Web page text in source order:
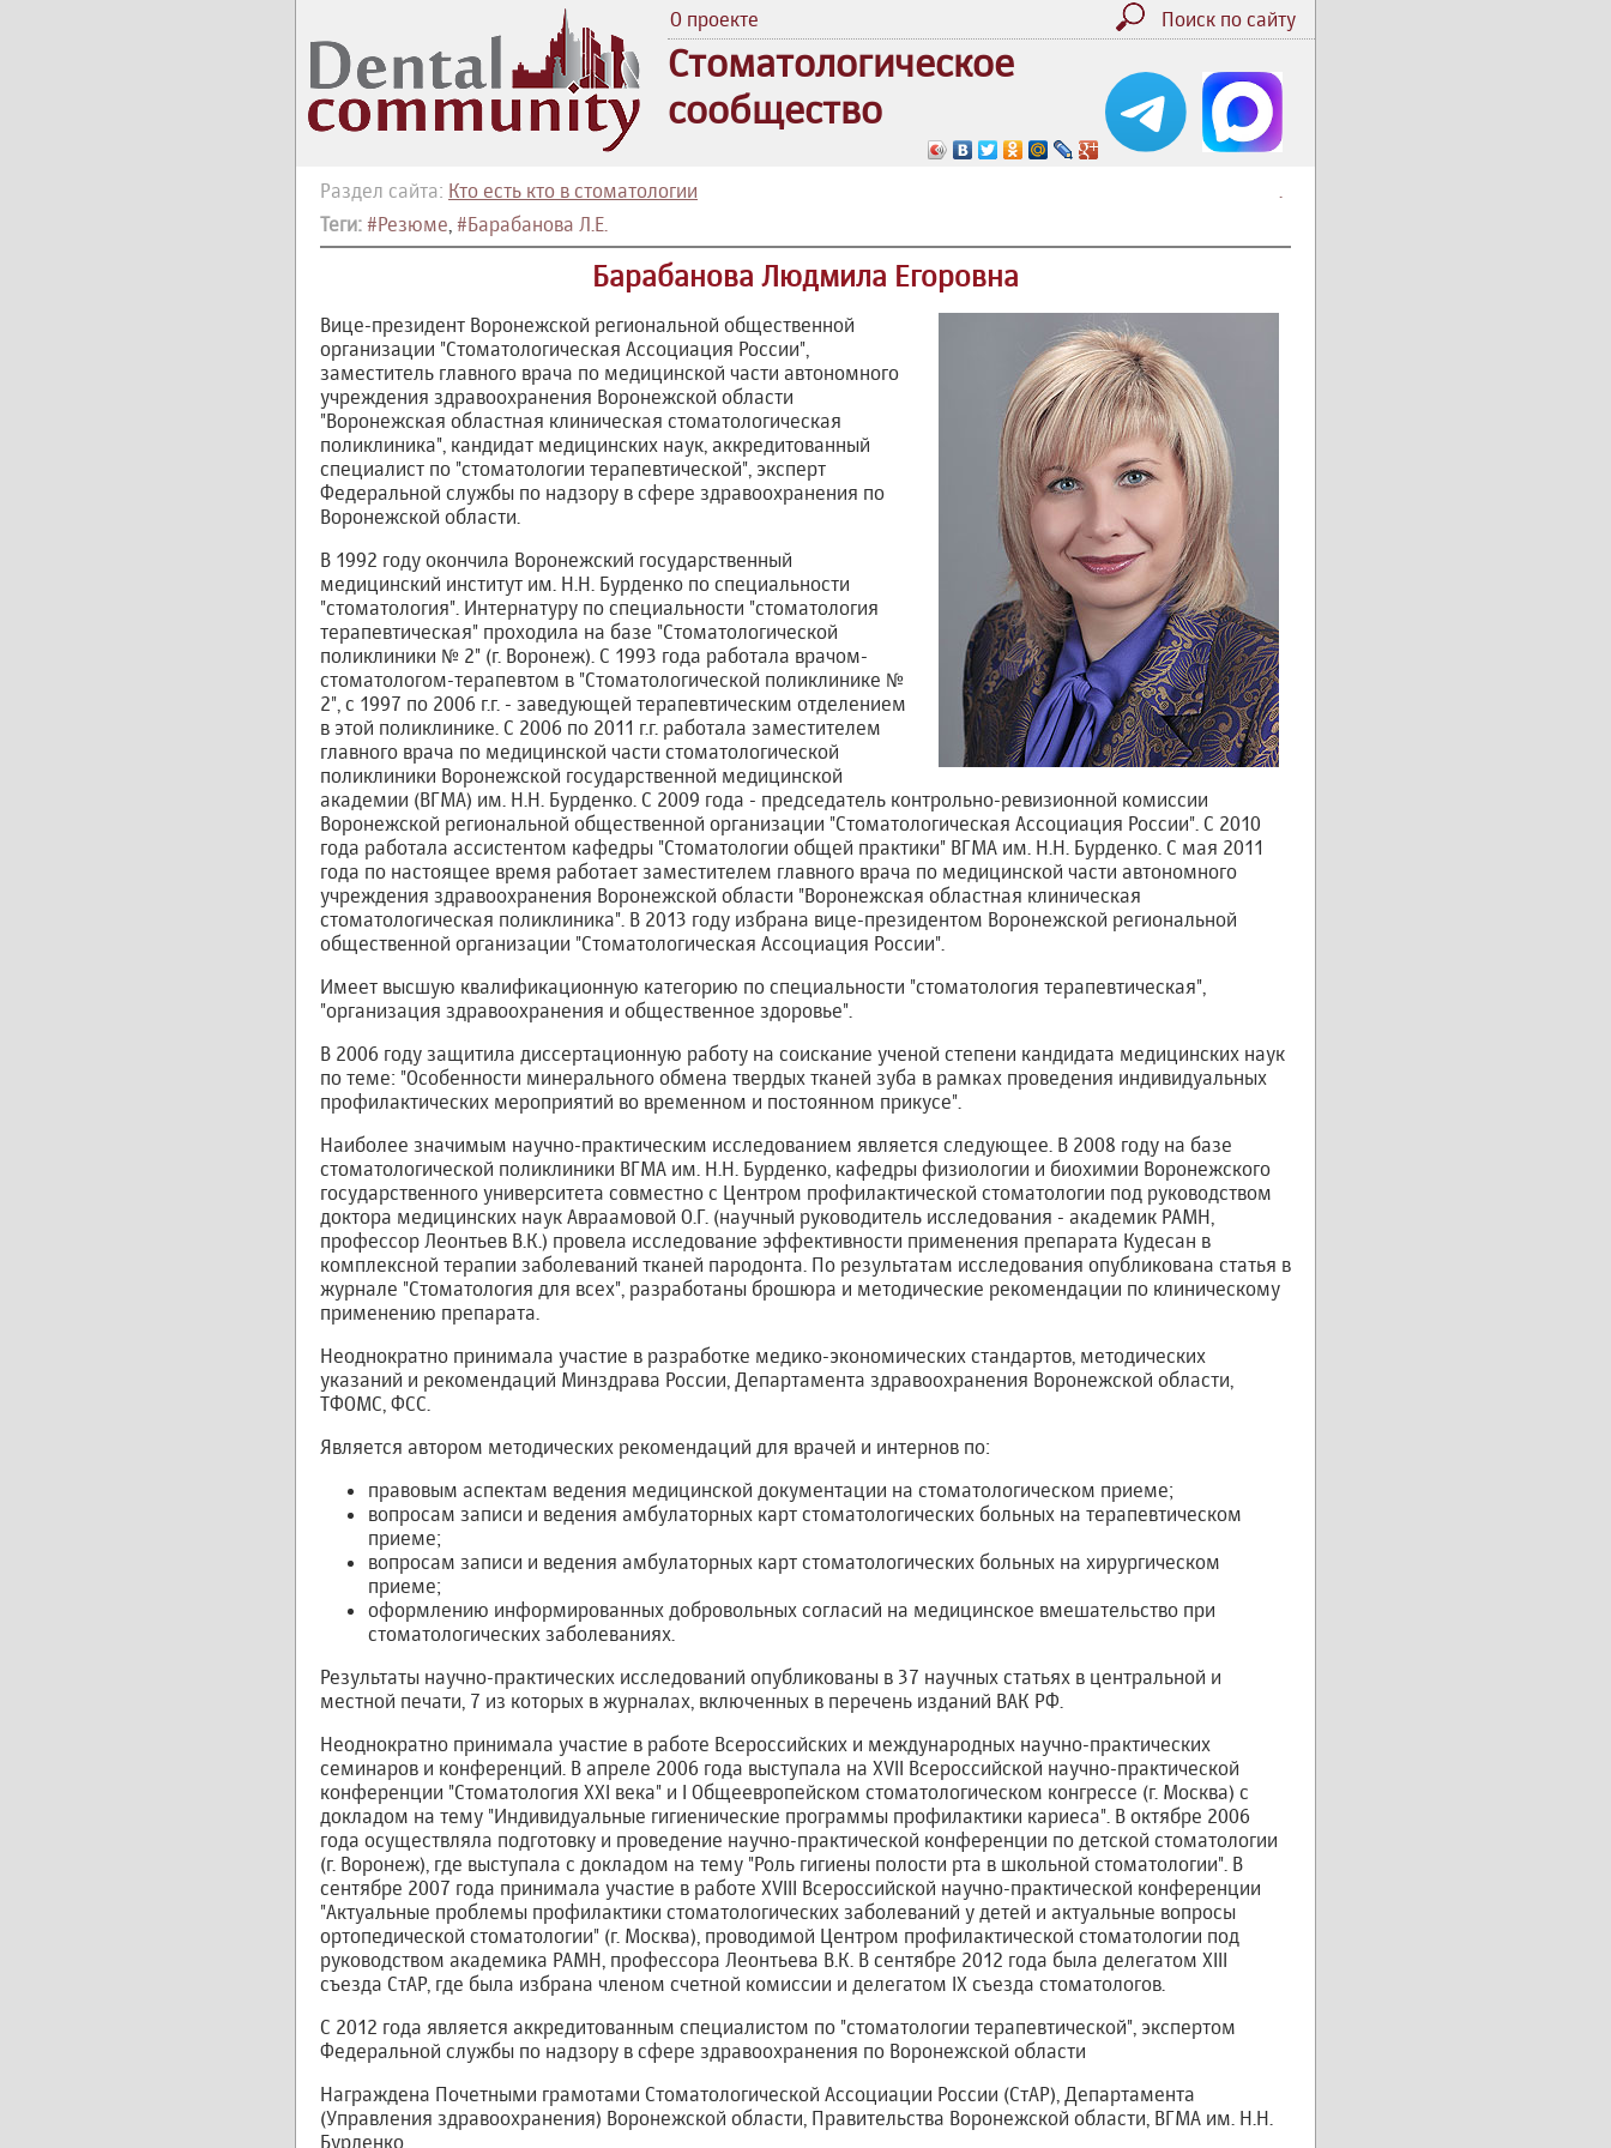
О проекте Поиск по сайту
Стоматологическое
сообщество
.
Раздел сайта: Кто есть кто в стоматологии
Теги: #Резюме, #Барабанова Л.Е.
Барабанова Людмила Егоровна
Вице-президент Воронежской региональной общественной
организации "Стоматологическая Ассоциация России",
заместитель главного врача по медицинской части автономного
учреждения здравоохранения Воронежской области
"Воронежская областная клиническая стоматологическая
поликлиника", кандидат медицинских наук, аккредитованный
специалист по "стоматологии терапевтической", эксперт
Федеральной службы по надзору в сфере здравоохранения по
Воронежской области.
В 1992 году окончила Воронежский государственный
медицинский институт им. Н.Н. Бурденко по специальности
"стоматология". Интернатуру по специальности "стоматология
терапевтическая" проходила на базе "Стоматологической
поликлиники № 2" (г. Воронеж). С 1993 года работала врачом-
стоматологом-терапевтом в "Стоматологической поликлинике №
2", с 1997 по 2006 г.г. - заведующей терапевтическим отделением
в этой поликлинике. С 2006 по 2011 г.г. работала заместителем
главного врача по медицинской части стоматологической
поликлиники Воронежской государственной медицинской
академии (ВГМА) им. Н.Н. Бурденко. С 2009 года - председатель контрольно-ревизионной комиссии
Воронежской региональной общественной организации "Стоматологическая Ассоциация России". С 2010
года работала ассистентом кафедры "Стоматологии общей практики" ВГМА им. Н.Н. Бурденко. С мая 2011
года по настоящее время работает заместителем главного врача по медицинской части автономного
учреждения здравоохранения Воронежской области "Воронежская областная клиническая
стоматологическая поликлиника". В 2013 году избрана вице-президентом Воронежской региональной
общественной организации "Стоматологическая Ассоциация России".
Имеет высшую квалификационную категорию по специальности "стоматология терапевтическая",
"организация здравоохранения и общественное здоровье".
В 2006 году защитила диссертационную работу на соискание ученой степени кандидата медицинских наук
по теме: "Особенности минерального обмена твердых тканей зуба в рамках проведения индивидуальных
профилактических мероприятий во временном и постоянном прикусе".
Наиболее значимым научно-практическим исследованием является следующее. В 2008 году на базе
стоматологической поликлиники ВГМА им. Н.Н. Бурденко, кафедры физиологии и биохимии Воронежского
государственного университета совместно с Центром профилактической стоматологии под руководством
доктора медицинских наук Авраамовой О.Г. (научный руководитель исследования - академик РАМН,
профессор Леонтьев В.К.) провела исследование эффективности применения препарата Кудесан в
комплексной терапии заболеваний тканей пародонта. По результатам исследования опубликована статья в
журнале "Стоматология для всех", разработаны брошюра и методические рекомендации по клиническому
применению препарата.
Неоднократно принимала участие в разработке медико-экономических стандартов, методических
указаний и рекомендаций Минздрава России, Департамента здравоохранения Воронежской области,
ТФОМС, ФСС.
Является автором методических рекомендаций для врачей и интернов по:
правовым аспектам ведения медицинской документации на стоматологическом приеме;
вопросам записи и ведения амбулаторных карт стоматологических больных на терапевтическом
приеме;
вопросам записи и ведения амбулаторных карт стоматологических больных на хирургическом
приеме;
оформлению информированных добровольных согласий на медицинское вмешательство при
стоматологических заболеваниях.
Результаты научно-практических исследований опубликованы в 37 научных статьях в центральной и
местной печати, 7 из которых в журналах, включенных в перечень изданий ВАК РФ.
Неоднократно принимала участие в работе Всероссийских и международных научно-практических
семинаров и конференций. В апреле 2006 года выступала на XVII Всероссийской научно-практической
конференции "Стоматология XXI века" и I Общеевропейском стоматологическом конгрессе (г. Москва) с
докладом на тему "Индивидуальные гигиенические программы профилактики кариеса". В октябре 2006
года осуществляла подготовку и проведение научно-практической конференции по детской стоматологии
(г. Воронеж), где выступала с докладом на тему "Роль гигиены полости рта в школьной стоматологии". В
сентябре 2007 года принимала участие в работе XVIII Всероссийской научно-практической конференции
"Актуальные проблемы профилактики стоматологических заболеваний у детей и актуальные вопросы
ортопедической стоматологии" (г. Москва), проводимой Центром профилактической стоматологии под
руководством академика РАМН, профессора Леонтьева В.К. В сентябре 2012 года была делегатом XIII
съезда СтАР, где была избрана членом счетной комиссии и делегатом IX съезда стоматологов.
С 2012 года является аккредитованным специалистом по "стоматологии терапевтической", экспертом
Федеральной службы по надзору в сфере здравоохранения по Воронежской области
Награждена Почетными грамотами Стоматологической Ассоциации России (СтАР), Департамента
(Управления здравоохранения) Воронежской области, Правительства Воронежской области, ВГМА им. Н.Н.
Бурденко.